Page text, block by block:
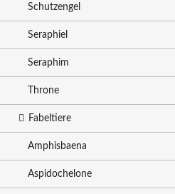
Schutzengel
Seraphiel
Seraphim
Throne
Fabeltiere
Amphisbaena
Aspidochelone